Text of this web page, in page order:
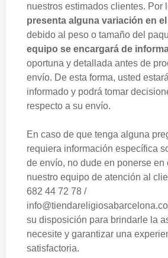
nuestros estimados clientes. Por
presenta alguna variación en
debido al peso o tamaño del
equipo se encargará de
oportuna y detallada antes de
envío. De esta forma, usted
informado y podrá tomar
respecto a su envío.
En caso de que tenga alguna
requiera información específica
de envío, no dude en ponerse en
nuestro equipo de atención al
682 44 72 78 /
su disposición para brindarle la
necesite y garantizar una
satisfactoria.